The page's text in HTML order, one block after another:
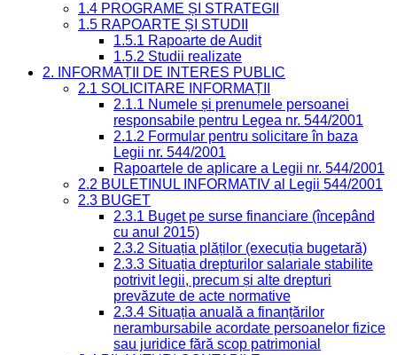
1.4 PROGRAME ȘI STRATEGII
1.5 RAPOARTE ȘI STUDII
1.5.1 Rapoarte de Audit
1.5.2 Studii realizate
2. INFORMAȚII DE INTERES PUBLIC
2.1 SOLICITARE INFORMAȚII
2.1.1 Numele și prenumele persoanei
responsabile pentru Legea nr. 544/2001
2.1.2 Formular pentru solicitare în baza
Legii nr. 544/2001
Rapoartele de aplicare a Legii nr. 544/2001
2.2 BULETINUL INFORMATIV al Legii 544/2001
2.3 BUGET
2.3.1 Buget pe surse financiare (începând
cu anul 2015)
2.3.2 Situația plăților (execuția bugetară)
2.3.3 Situația drepturilor salariale stabilite
potrivit legii, precum și alte drepturi
prevăzute de acte normative
2.3.4 Situația anuală a finanțărilor
nerambursabile acordate persoanelor fizice
sau juridice fără scop patrimonial